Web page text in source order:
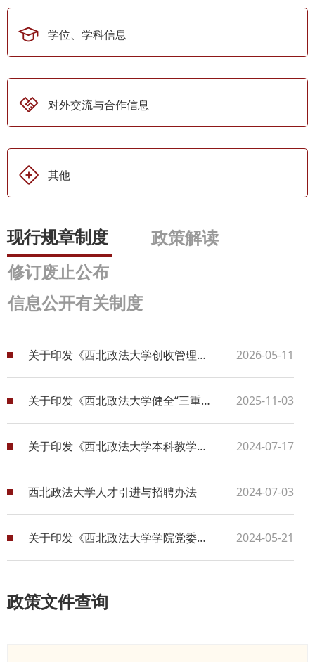
学位、学科信息
对外交流与合作信息
其他
现行规章制度
政策解读
修订废止公布
信息公开有关制度
2026-05-11
关于印发《西北政法大学创收管理办法》的通知
2025-11-03
关于印发《西北政法大学健全“三重一大”决策机制实施办法》的通知
2024-07-17
关于印发《西北政法大学本科教学教师工作规范》的通知
2024-07-03
西北政法大学人才引进与招聘办法
2024-05-21
关于印发《西北政法大学学院党委工作规程》和《西北政法大学学院党政联席会议规程》的通知
政策文件查询